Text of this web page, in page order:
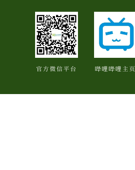
官方微信平台 哔哩哔哩主页